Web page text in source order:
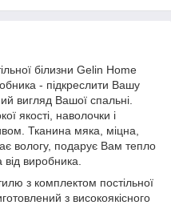
білизни Gelin Home
- підкреслити Вашу
вигляд Вашої спальні.
якості, наволочки і
Тканина мяка, міцна,
вологу, подарує Вам тепло
виробника.
з комплектом постільної
з високоякісного